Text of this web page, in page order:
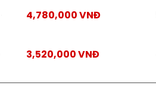
4,780,000 VNĐ
3,520,000 VNĐ